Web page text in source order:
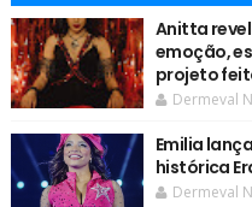
Anitta
emoção,
projeto
Dermeval
Emilia
histórica
Dermeval